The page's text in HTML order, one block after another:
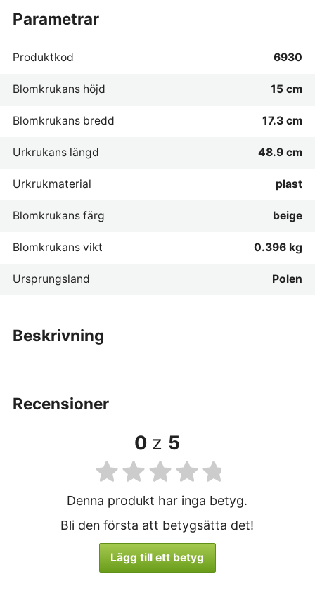
beskrivning
parametrar
Produktkod 6930
Blomkrukans höjd 15 cm
Blomkrukans bredd 17.3 cm
Urkrukans längd 48.9 cm
Urkrukmaterial plast
Blomkrukans färg beige
Blomkrukans vikt 0.396 kg
Ursprungsland Polen
recensioner
0 z 5
Denna produkt har inga betyg.
Bli den första att betygsätta det!
Lägg till ett betyg